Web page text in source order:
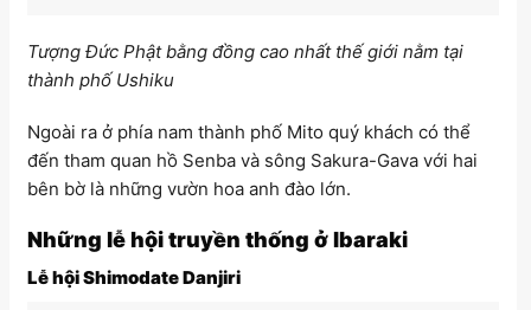
Tượng Đức Phật bằng đồng cao nhất thế giới nằm tại
thành phố Ushiku
Ngoài ra ở phía nam thành phố Mito quý khách có thể
đến tham quan hồ Senba và sông Sakura-Gava với hai
bên bờ là những vườn hoa anh đào lớn.
Những lễ hội truyền thống ở Ibaraki
Lễ hội Shimodate Danjiri